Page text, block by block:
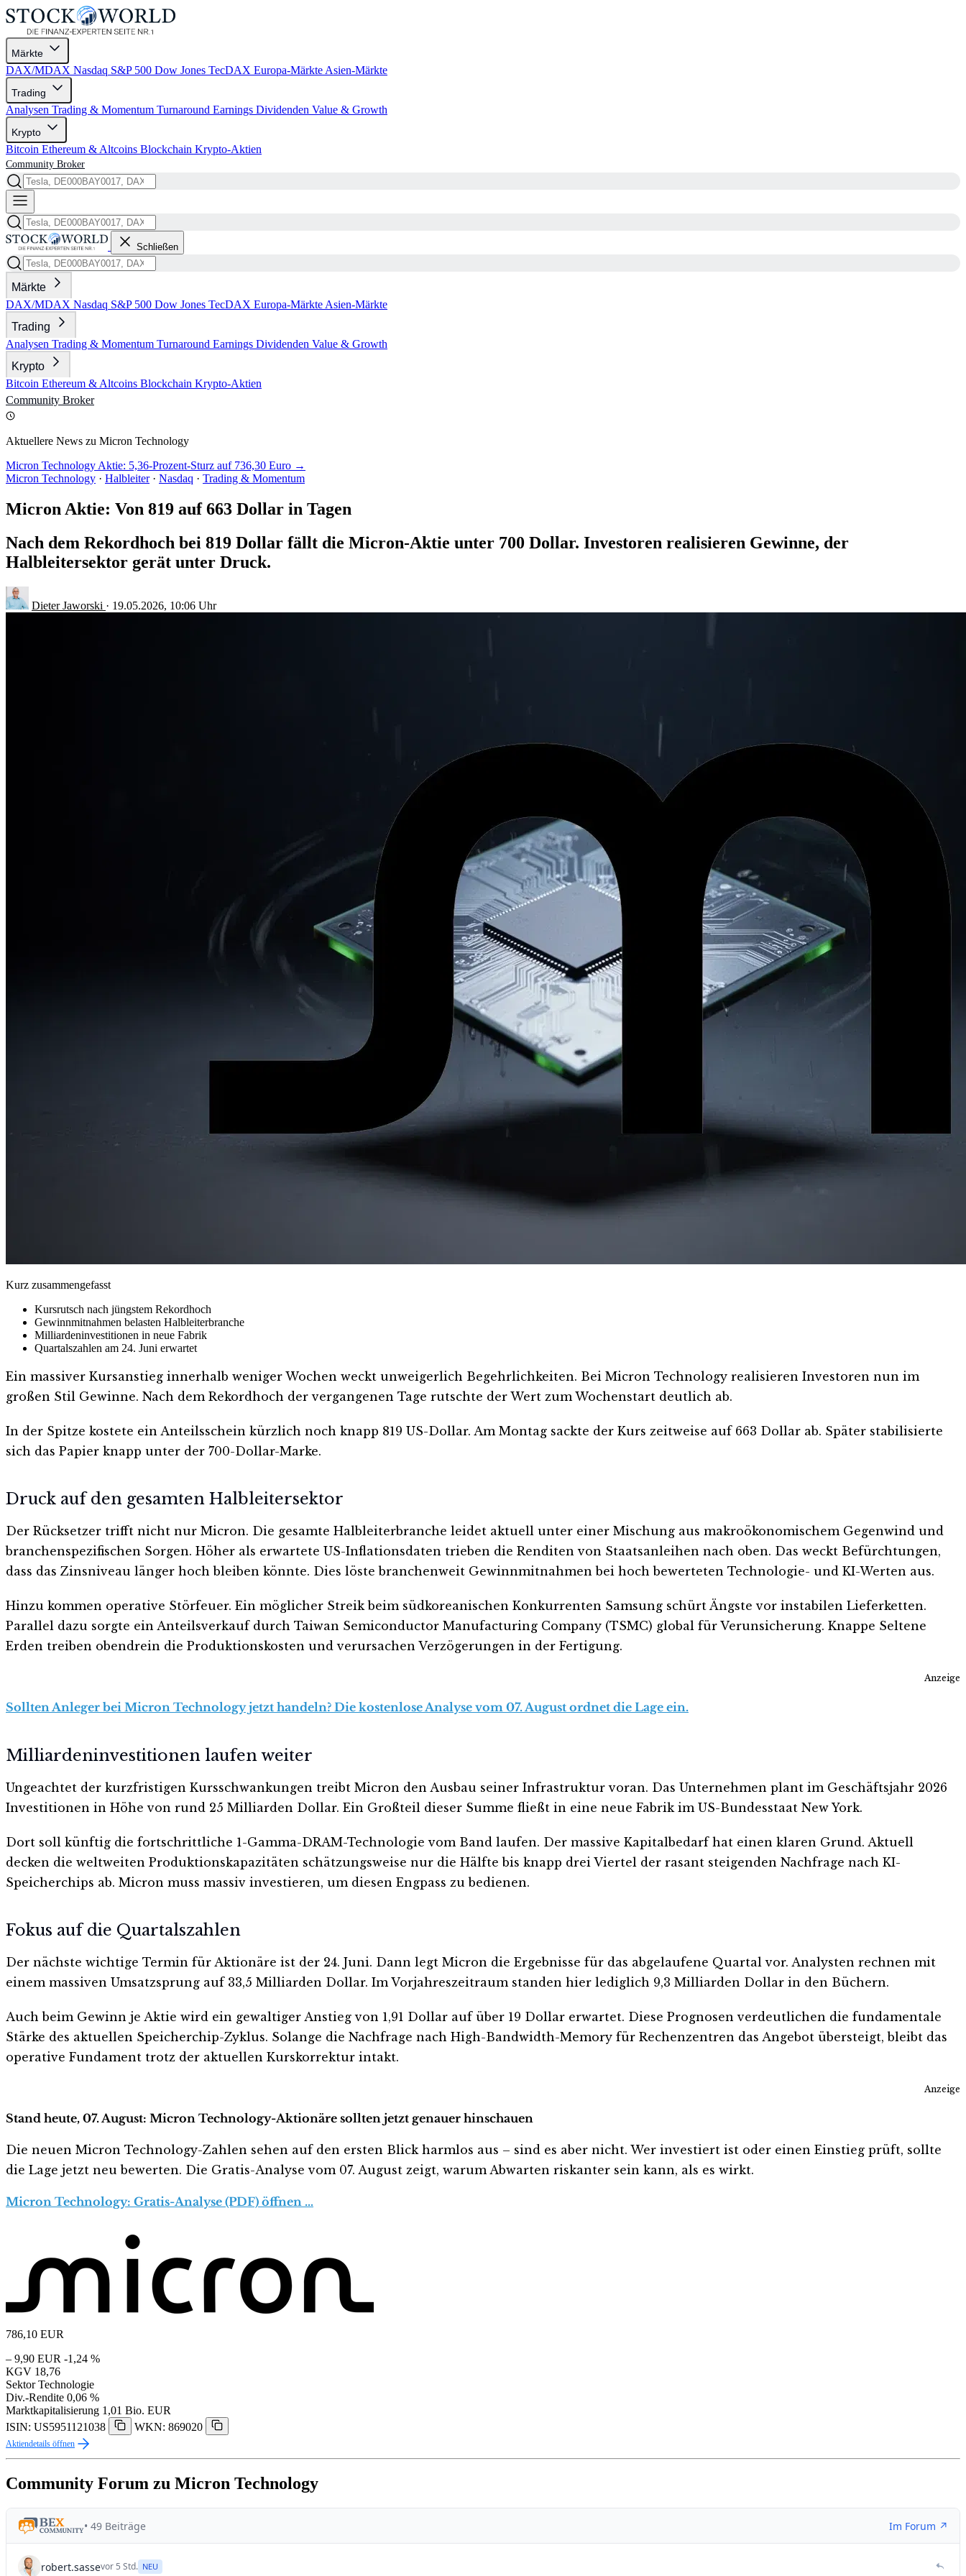
Märkte
DAX/MDAX Nasdaq S&P 500 Dow Jones TecDAX Europa-Märkte Asien-Märkte
Trading
Analysen Trading & Momentum Turnaround Earnings Dividenden Value & Growth
Krypto
Bitcoin Ethereum & Altcoins Blockchain Krypto-Aktien
Community Broker
Schließen
Märkte
DAX/MDAX Nasdaq S&P 500 Dow Jones TecDAX Europa-Märkte Asien-Märkte
Trading
Analysen Trading & Momentum Turnaround Earnings Dividenden Value & Growth
Krypto
Bitcoin Ethereum & Altcoins Blockchain Krypto-Aktien
Community Broker
Aktuellere News zu Micron Technology
Micron Technology Aktie: 5,36-Prozent-Sturz auf 736,30 Euro →
Micron Technology · Halbleiter · Nasdaq · Trading & Momentum
Micron Aktie: Von 819 auf 663 Dollar in Tagen
Nach dem Rekordhoch bei 819 Dollar fällt die Micron-Aktie unter 700 Dollar. Investoren realisieren Gewinne, der
Halbleitersektor gerät unter Druck.
Dieter Jaworski · 19.05.2026, 10:06 Uhr
Kurz zusammengefasst
Kursrutsch nach jüngstem Rekordhoch
Gewinnmitnahmen belasten Halbleiterbranche
Milliardeninvestitionen in neue Fabrik
Quartalszahlen am 24. Juni erwartet
Ein massiver Kursanstieg innerhalb weniger Wochen weckt unweigerlich Begehrlichkeiten. Bei Micron Technology realisieren Investoren nun im
großen Stil Gewinne. Nach dem Rekordhoch der vergangenen Tage rutschte der Wert zum Wochenstart deutlich ab.
In der Spitze kostete ein Anteilsschein kürzlich noch knapp 819 US-Dollar. Am Montag sackte der Kurs zeitweise auf 663 Dollar ab. Später stabilisierte
sich das Papier knapp unter der 700-Dollar-Marke.
Druck auf den gesamten Halbleitersektor
Der Rücksetzer trifft nicht nur Micron. Die gesamte Halbleiterbranche leidet aktuell unter einer Mischung aus makroökonomischem Gegenwind und
branchenspezifischen Sorgen. Höher als erwartete US-Inflationsdaten trieben die Renditen von Staatsanleihen nach oben. Das weckt Befürchtungen,
dass das Zinsniveau länger hoch bleiben könnte. Dies löste branchenweit Gewinnmitnahmen bei hoch bewerteten Technologie- und KI-Werten aus.
Hinzu kommen operative Störfeuer. Ein möglicher Streik beim südkoreanischen Konkurrenten Samsung schürt Ängste vor instabilen Lieferketten.
Parallel dazu sorgte ein Anteilsverkauf durch Taiwan Semiconductor Manufacturing Company (TSMC) global für Verunsicherung. Knappe Seltene
Erden treiben obendrein die Produktionskosten und verursachen Verzögerungen in der Fertigung.
Anzeige
Sollten Anleger bei Micron Technology jetzt handeln? Die kostenlose Analyse vom 07. August ordnet die Lage ein.
Milliardeninvestitionen laufen weiter
Ungeachtet der kurzfristigen Kursschwankungen treibt Micron den Ausbau seiner Infrastruktur voran. Das Unternehmen plant im Geschäftsjahr 2026
Investitionen in Höhe von rund 25 Milliarden Dollar. Ein Großteil dieser Summe fließt in eine neue Fabrik im US-Bundesstaat New York.
Dort soll künftig die fortschrittliche 1-Gamma-DRAM-Technologie vom Band laufen. Der massive Kapitalbedarf hat einen klaren Grund. Aktuell
decken die weltweiten Produktionskapazitäten schätzungsweise nur die Hälfte bis knapp drei Viertel der rasant steigenden Nachfrage nach KI-
Speicherchips ab. Micron muss massiv investieren, um diesen Engpass zu bedienen.
Fokus auf die Quartalszahlen
Der nächste wichtige Termin für Aktionäre ist der 24. Juni. Dann legt Micron die Ergebnisse für das abgelaufene Quartal vor. Analysten rechnen mit
einem massiven Umsatzsprung auf 33,5 Milliarden Dollar. Im Vorjahreszeitraum standen hier lediglich 9,3 Milliarden Dollar in den Büchern.
Auch beim Gewinn je Aktie wird ein gewaltiger Anstieg von 1,91 Dollar auf über 19 Dollar erwartet. Diese Prognosen verdeutlichen die fundamentale
Stärke des aktuellen Speicherchip-Zyklus. Solange die Nachfrage nach High-Bandwidth-Memory für Rechenzentren das Angebot übersteigt, bleibt das
operative Fundament trotz der aktuellen Kurskorrektur intakt.
Anzeige
Stand heute, 07. August: Micron Technology-Aktionäre sollten jetzt genauer hinschauen
Die neuen Micron Technology-Zahlen sehen auf den ersten Blick harmlos aus – sind es aber nicht. Wer investiert ist oder einen Einstieg prüft, sollte
die Lage jetzt neu bewerten. Die Gratis-Analyse vom 07. August zeigt, warum Abwarten riskanter sein kann, als es wirkt.
Micron Technology: Gratis-Analyse (PDF) öffnen …
786,10 EUR
– 9,90 EUR -1,24 %
KGV 18,76
Sektor Technologie
Div.-Rendite 0,06 %
Marktkapitalisierung 1,01 Bio. EUR
ISIN: US5951121038
WKN: 869020
Aktiendetails öffnen
Community Forum zu Micron Technology